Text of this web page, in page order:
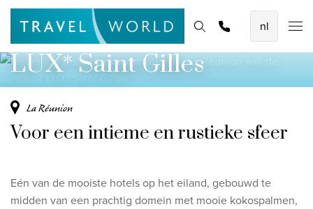
De mooiste vliegvakanties
Baoase Luxury Resort Curaçao
Lux* Grand Baie Resort Mauritius
Bekijk alle vliegvakanties
8-daagse Emiraten Ontdekkingsreis
Homepage Bestemmingen Thema's Promoties
Offerte aanvragen
Het enige 5-sterren strandhotel van La
Réunion aan de westkust
LUX* Saint Gilles
La Réunion
Voor een intieme en rustieke sfeer
Eén van de mooiste hotels op het eiland, gebouwd te
midden van een prachtig domein met mooie kokospalmen,